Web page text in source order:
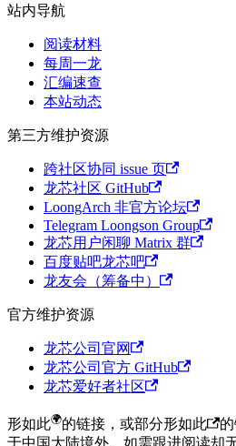
站内导航
阅读材料
每周一龙
汇编速查
本站动态
第三方维护资源
跨社区协同 issue 页
龙芯社区 GitHub
LoongArch 非官方论坛
Telegram Loongson Group
龙芯用户闲聊 Matrix 群
百度贴吧龙芯吧
龙友会（筹备中）
官方维护资源
龙芯公司官网
龙芯公司官方 GitHub
龙芯爱好者社区
形如此 的链接，或部分形如此
于中国大陆境外。 如需跟进阅读却